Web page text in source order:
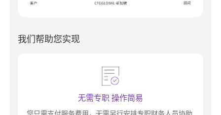
我们帮助您实现
无需专职 操作简易